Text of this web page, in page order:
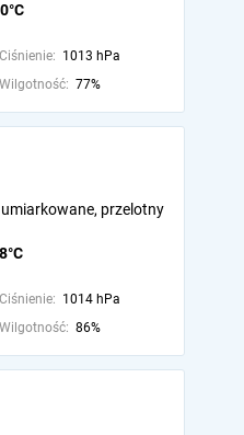
Ciśnienie: 1013 hPa
Wilgotność: 77%
przelotny
Ciśnienie: 1014 hPa
Wilgotność: 86%